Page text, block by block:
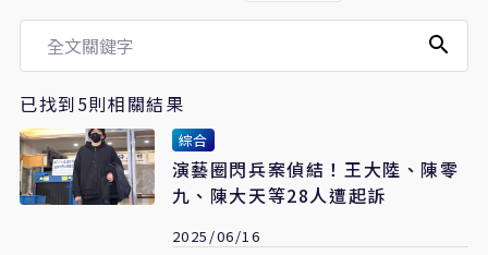
已找到5則相關結果
綜合
演藝圈閃兵案偵結！王大陸、陳零
九、陳大天等28人遭起訴
2025/06/16